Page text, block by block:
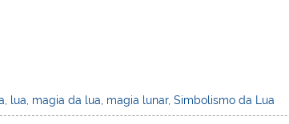
lua magia da lua magia lunar,Simbolismo da Lua